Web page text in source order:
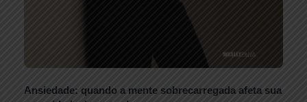
Ansiedade: quando a mente sobrecarregada afeta sua